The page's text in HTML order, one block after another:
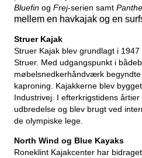
Bluefin og Frej-serien samt
mellem en havkajak og en
Struer Kajak
Struer Kajak blev grundlagt i
Struer. Med udgangspunkt i
møbelsnedkerhåndværk
kaproning. Kajakkerne blev
Industrivej. I efterkrigstidens
udbredelse og blev brugt ved
de olympiske lege.
North Wind og Blue Kayaks
Roneklint Kajakcenter har